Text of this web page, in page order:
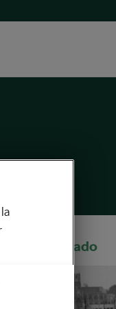
Recomendado